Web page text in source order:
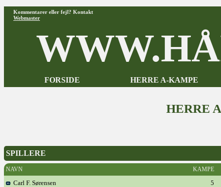
Kommentarer eller fejl? Kontakt
Webmaster
FORSIDE HERRE A-KAMPE
HERRE
SPILLERE
NAVN KAMPE
Carl F. Sørensen
5